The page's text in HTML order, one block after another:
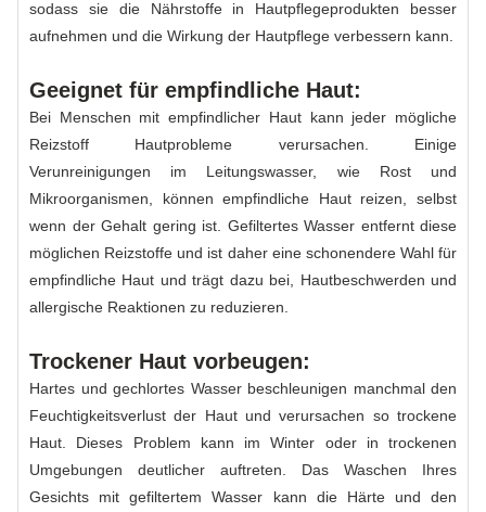
sodass sie die Nährstoffe in Hautpflegeprodukten besser
aufnehmen und die Wirkung der Hautpflege verbessern kann.
Geeignet für empfindliche Haut:
Bei Menschen mit empfindlicher Haut kann jeder mögliche
Reizstoff Hautprobleme verursachen. Einige
Verunreinigungen im Leitungswasser, wie Rost und
Mikroorganismen, können empfindliche Haut reizen, selbst
wenn der Gehalt gering ist. Gefiltertes Wasser entfernt diese
möglichen Reizstoffe und ist daher eine schonendere Wahl für
empfindliche Haut und trägt dazu bei, Hautbeschwerden und
allergische Reaktionen zu reduzieren.
Trockener Haut vorbeugen:
Hartes und gechlortes Wasser beschleunigen manchmal den
Feuchtigkeitsverlust der Haut und verursachen so trockene
Haut. Dieses Problem kann im Winter oder in trockenen
Umgebungen deutlicher auftreten. Das Waschen Ihres
Gesichts mit gefiltertem Wasser kann die Härte und den